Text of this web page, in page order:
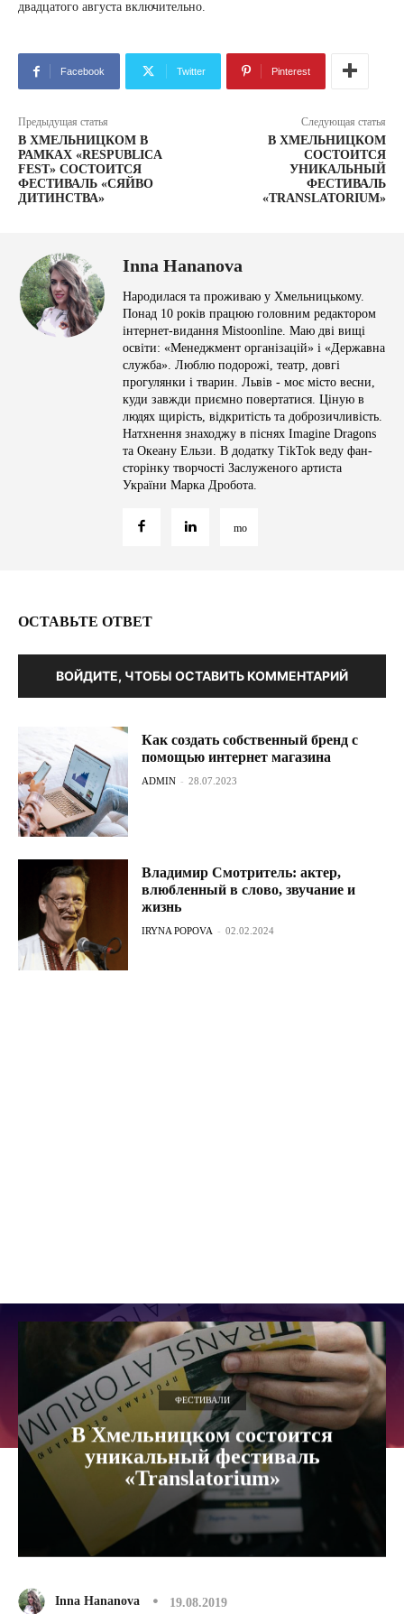
двадцатого августа включительно.
Facebook Twitter Pinterest
Предыдущая статья
В ХМЕЛЬНИЦКОМ В
РАМКАХ «RESPUBLICA
FEST» СОСТОИТСЯ
ФЕСТИВАЛЬ «СЯЙВО
ДИТИНСТВА»
Следующая статья
В ХМЕЛЬНИЦКОМ
СОСТОИТСЯ
УНИКАЛЬНЫЙ
ФЕСТИВАЛЬ
«TRANSLATORIUM»
Inna Hananova
Народилася та проживаю у Хмельницькому.
Понад 10 років працюю головним редактором
інтернет-видання Mistoonline. Маю дві вищі
освіти: «Менеджмент організацій» і «Державна
служба». Люблю подорожі, театр, довгі
прогулянки і тварин. Львів - моє місто весни,
куди завжди приємно повертатися. Ціную в
людях щирість, відкритість та доброзичливість.
Натхнення знаходжу в піснях Imagine Dragons
та Океану Ельзи. В додатку TikTok веду фан-
сторінку творчості Заслуженого артиста
України Марка Дробота.
ОСТАВЬТЕ ОТВЕТ
ВОЙДИТЕ, ЧТОБЫ ОСТАВИТЬ КОММЕНТАРИЙ
Как создать собственный бренд с
помощью интернет магазина
ADMIN - 28.07.2023
Владимир Смотритель: актер,
влюбленный в слово, звучание и
жизнь
IRYNA POPOVA - 02.02.2024